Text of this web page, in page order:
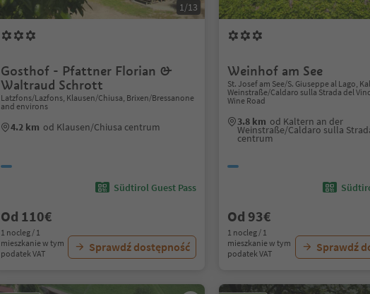
1/13
Gosthof - Pfattner Florian &
Waltraud Schrott
Latzfons/Lazfons, Klausen/Chiusa, Brixen/Bressanone
and environs
4.2 km od Klausen/Chiusa centrum
Südtirol Guest Pass
Od 110€
1 nocleg / 1
mieszkanie w tym
podatek VAT
Sprawdź dostępność
Weinhof am See
St. Josef am See/S. Giuseppe al Lago,
Weinstraße/Caldaro sulla Strada del
Wine Road
3.8 km od Kaltern an der
Weinstraße/Caldaro sulla
centrum
Od 93€
1 nocleg / 1
mieszkanie w tym
podatek VAT
Sprawdź